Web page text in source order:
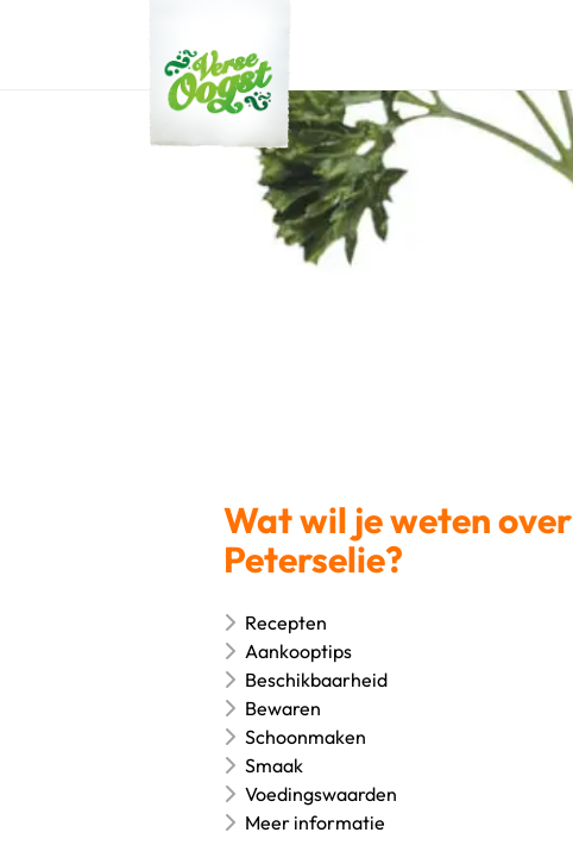
Wat wil je weten over
Peterselie?
Recepten
Aankooptips
Beschikbaarheid
Bewaren
Schoonmaken
Smaak
Voedingswaarden
Meer informatie